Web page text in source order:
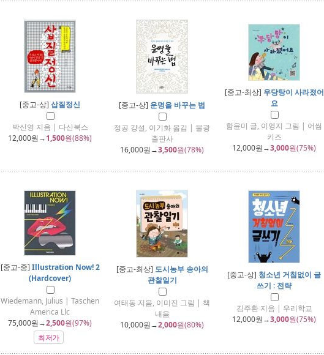
[중고-상] 삽질정신
박신영 지음 | 다산북스
12,000원→1,500원(88%)
[중고-상] 운명을 바꾸는 법
정공 강설, 이기화 옮김 | 불광
출판사
16,000원→3,500원(78%)
[중고-최상] 우당탕이 사라졌어
요
함윤미 글, 이영지 그림 | 어썸
키즈
12,000원→3,000원(75%)
[중고-중] Illustration Now! 2
(Hardcover)
Wiedemann, Julius | Taschen
America Llc
75,000원→2,500원(97%)
최저가
[중고-최상] 도시농부 송아의
관찰일기
여태동 지음, 이미진 그림 | 책
내음
10,000원→2,000원(80%)
[중고-상] 청소년 거침없이 글
쓰기 : 전략
김주환 지음 | 우리학교
12,000원→3,000원(75%)